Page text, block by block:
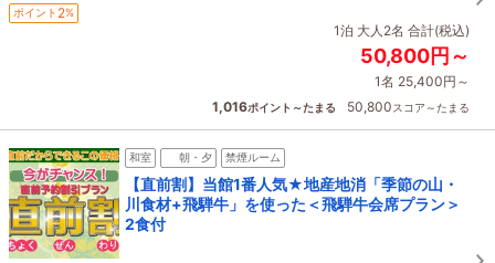
ポイント 2%
1泊 大人2名 合計(税込)
50,800円～
1名 25,400円～
1,016ポイント～たまる 50,800スコア～たまる
和室 朝・夕 禁煙ルーム
【直前割】当館1番人気★地産地消「季節の山・
川食材+飛騨牛」を使った＜飛騨牛会席プラン＞
2食付